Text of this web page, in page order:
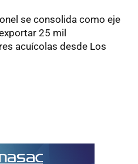
se consolida como eje
25 mil
acuícolas desde Los